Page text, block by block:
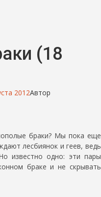
(18
2012Автор
браки? Мы пока еще
лесбиянок и геев, ведь
известно одно: эти пары
браке и не скрывать